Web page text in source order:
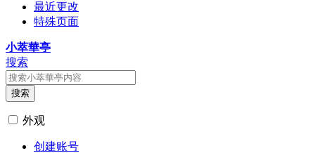
最近更改
特殊页面
小萃華亭
搜索
搜索
外观
创建账号